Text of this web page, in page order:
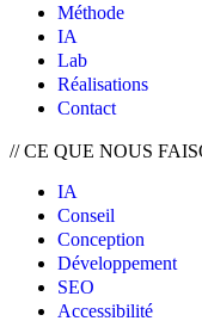
Méthode
IA
Lab
Réalisations
Contact
//CE QUE NOUS
IA
Conseil
Conception
Développement
SEO
Accessibilité